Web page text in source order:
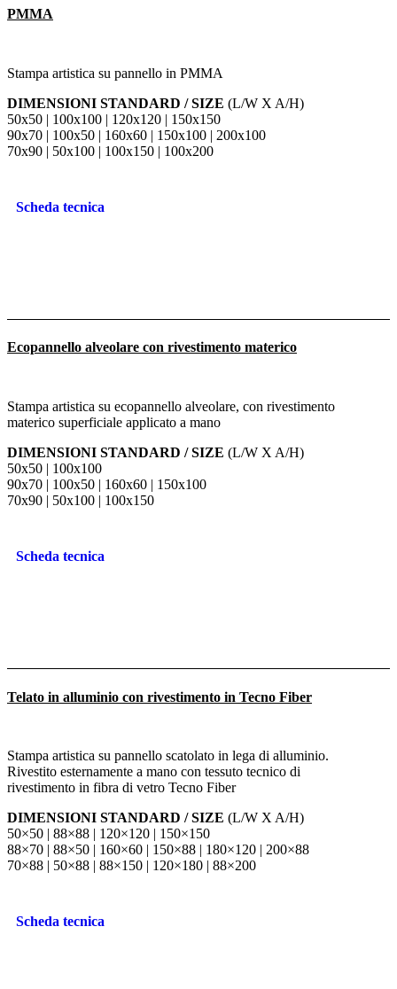
PMMA
Stampa artistica su pannello in PMMA
DIMENSIONI STANDARD / SIZE (L/W X A/H)
50x50 | 100x100 | 120x120 | 150x150
90x70 | 100x50 | 160x60 | 150x100 | 200x100
70x90 | 50x100 | 100x150 | 100x200
Scheda tecnica
Ecopannello alveolare con rivestimento materico
Stampa artistica su ecopannello alveolare, con rivestimento
materico superficiale applicato a mano
DIMENSIONI STANDARD / SIZE (L/W X A/H)
50x50 | 100x100
90x70 | 100x50 | 160x60 | 150x100
70x90 | 50x100 | 100x150
Scheda tecnica
Telato in alluminio con rivestimento in Tecno Fiber
Stampa artistica su pannello scatolato in lega di alluminio.
Rivestito esternamente a mano con tessuto tecnico di
rivestimento in fibra di vetro Tecno Fiber
DIMENSIONI STANDARD / SIZE (L/W X A/H)
50×50 | 88×88 | 120×120 | 150×150
88×70 | 88×50 | 160×60 | 150×88 | 180×120 | 200×88
70×88 | 50×88 | 88×150 | 120×180 | 88×200
Scheda tecnica